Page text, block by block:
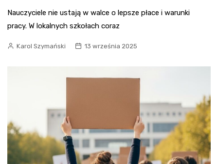
Nauczyciele nie ustają w walce o lepsze płace i warunki
pracy. W lokalnych szkołach coraz
Karol Szymański 13 września 2025